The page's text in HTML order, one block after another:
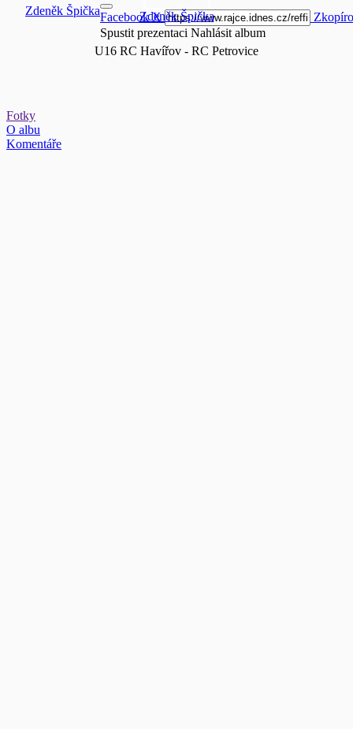
Zdeněk Špička
U16 RC Havířov - RC Petrovice
Zdeněk ŠpičkaFacebook X
Spustit prezentaci Nahlásit album
Fotky
O albu
Komentáře